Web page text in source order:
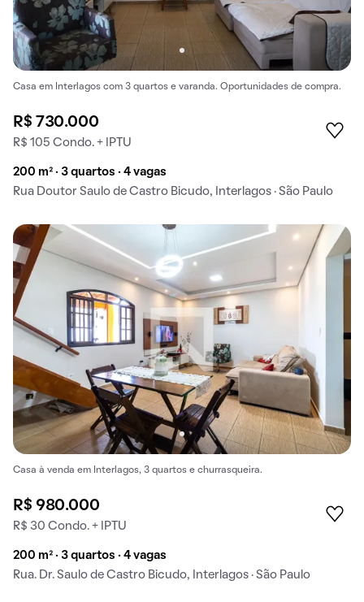
Casa em Interlagos com 3 quartos e varanda. Oportunidades de compra.
R$ 730.000
R$ 105 Condo. + IPTU
200 m² · 3 quartos · 4 vagas
Rua Doutor Saulo de Castro Bicudo, Interlagos · São Paulo
Casa à venda em Interlagos, 3 quartos e churrasqueira.
R$ 980.000
R$ 30 Condo. + IPTU
200 m² · 3 quartos · 4 vagas
Rua. Dr. Saulo de Castro Bicudo, Interlagos · São Paulo